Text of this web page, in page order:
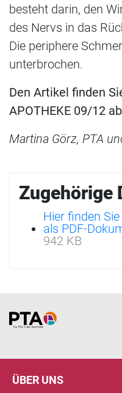
besteht darin, den
des Nervs in das
Die periphere
unterbrochen.
Den Artikel finden
APOTHEKE 09/12
Martina Görz, PTA
Zugehörige
Hier finden
als PDF-
942 KB
Home
ÜBER UNS